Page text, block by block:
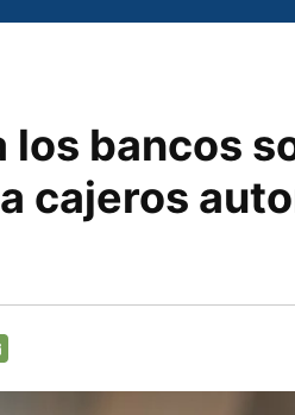
los bancos
cajeros